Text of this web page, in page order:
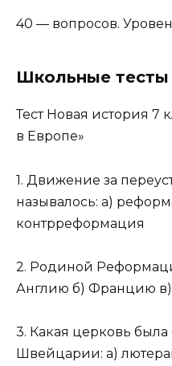
40 — вопросов.
Школьные тесты
Тест Новая история 7
в Европе»
1. Движение за
называлось: а)
контрреформация
2. Родиной
Англию б) Францию
3. Какая церковь была
Швейцарии: а)